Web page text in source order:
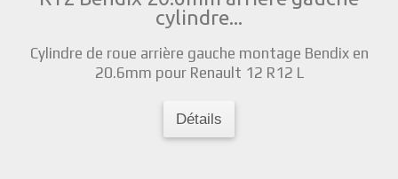
cylindre...
Cylindre de roue arrière gauche montage Bendix en
20.6mm pour Renault 12 R12 L
Détails